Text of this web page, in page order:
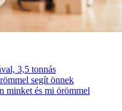
3,5 tonnás
segít önnek
minket és mi örömmel